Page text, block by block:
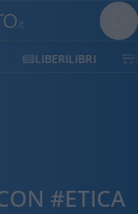
LIBERILIBRI
#ETICA